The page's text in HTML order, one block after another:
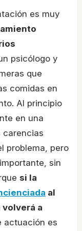
es muy
psicólogo y
que
comidas en
Al principio
en una
carencias
problema, pero
sin
si la
al
a
actuación es